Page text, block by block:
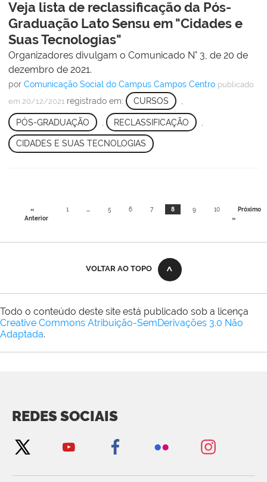
Veja lista de reclassificação da Pós-
Graduação Lato Sensu em "Cidades e
Suas Tecnologias"
Organizadores divulgam o Comunicado N° 3, de 20 de
dezembro de 2021.
por Comunicação Social do Campus Campos Centro publicado
em 20/12/2021 registrado em: CURSOS
PÓS-GRADUAÇÃO RECLASSIFICAÇÃO
CIDADES E SUAS TECNOLOGIAS
«
Anterior
1 ... 5 6 7 8 9 10
Próximo
»
VOLTAR AO TOPO
Todo o conteúdo deste site está publicado sob a licença
Creative Commons Atribuição-SemDerivações 3.0 Não
Adaptada.
REDES SOCIAIS